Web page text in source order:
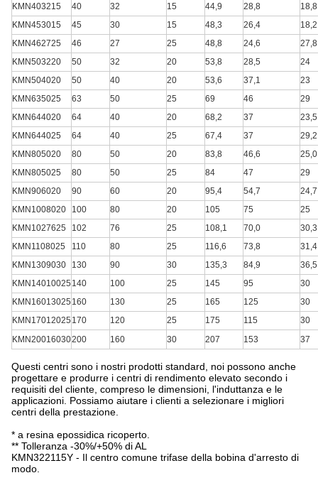
KMN403215
40 32 15 44,9 28,8
18,8
KMN453015
45 30 15 48,3 26,4
18,2
KMN462725
46 27 25 48,8 24,6
27,8
KMN503220
50 32 20 53,8 28,5
24
KMN504020
50 40 20 53,6 37,1
23
KMN635025
63 50 25 69 46
29
KMN644020
64 40 20 68,2 37
23,5
KMN644025
64 40 25 67,4 37
29,2
KMN805020
80 50 20 83,8 46,6
25,0
KMN805025
80 50 25 84 47
29
KMN906020
90 60 20 95,4 54,7
24,7
KMN1008020
100 80 20 105 75
25
KMN1027625
102 76 25 108,1 70,0
30,3
KMN1108025
110 80 25 116,6 73,8
31,4
KMN1309030
130 90 30 135,3 84,9
36,5
KMN14010025 140 100 25 145 95
30
KMN16013025 160 130 25 165 125
30
KMN17012025 170 120 25 175 115
30
KMN20016030200 160 30 207 153 37
Questi centri sono i nostri prodotti standard, noi possono anche
progettare e produrre i centri di rendimento elevato secondo i
requisiti del cliente, compreso le dimensioni, l'induttanza e le
applicazioni. Possiamo aiutare i clienti a selezionare i migliori
centri della prestazione.
* a resina epossidica ricoperto.
** Tolleranza -30%/+50% di AL
KMN322115Y - Il centro comune trifase della bobina d'arresto di
modo.